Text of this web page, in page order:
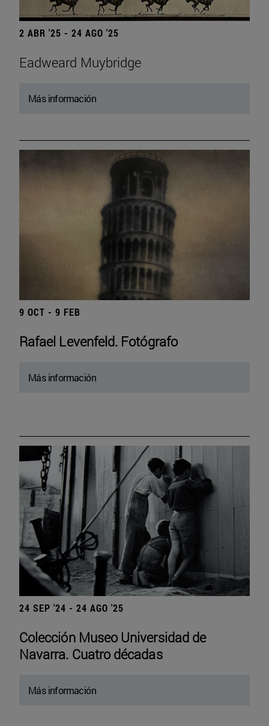
2 ABR '25 - 24 AGO '25
Eadweard Muybridge
Más información
9 OCT - 9 FEB
Rafael Levenfeld. Fotógrafo
Más información
24 SEP '24 - 24 AGO '25
Colección Museo Universidad de
Navarra. Cuatro décadas
Más información